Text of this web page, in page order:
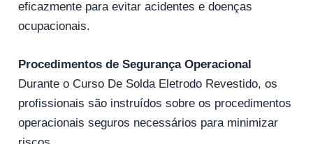
eficazmente para evitar acidentes e doenças
ocupacionais.
Procedimentos de Segurança Operacional
Durante o Curso De Solda Eletrodo Revestido, os
profissionais são instruídos sobre os procedimentos
operacionais seguros necessários para minimizar